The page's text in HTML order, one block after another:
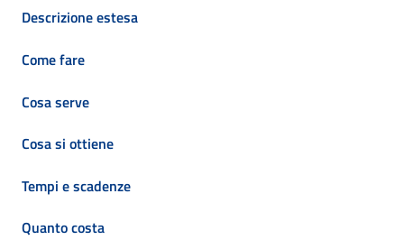
Descrizione estesa
Come fare
Cosa serve
Cosa si ottiene
Tempi e scadenze
Quanto costa